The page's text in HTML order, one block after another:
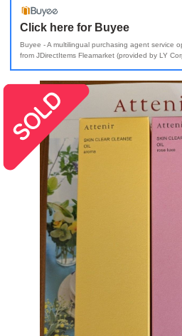
Click here for Buyee
Buyee - A multilingual purchasing agent service
from JDirectItems Fleamarket (provided by LY